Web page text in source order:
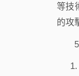
等技
的攻
5G